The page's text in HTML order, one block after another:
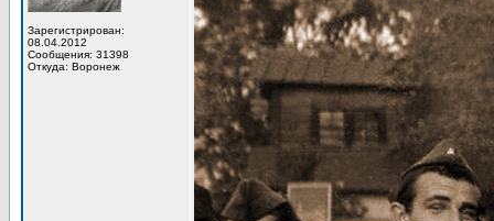
Зарегистрирован:
08.04.2012
Сообщения: 31398
Откуда: Воронеж